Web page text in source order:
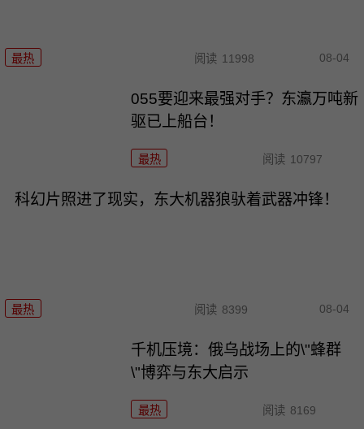
最热 阅读 11998 08-04
055要迎来最强对手？东瀛万吨新
驱已上船台！
最热 阅读 10797
科幻片照进了现实，东大机器狼驮着武器冲锋！
最热 阅读 8399 08-04
千机压境：俄乌战场上的\"蜂群
\"博弈与东大启示
最热 阅读 8169